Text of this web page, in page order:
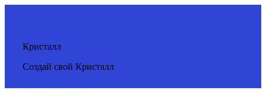
Кристалл
Создай свой Кристалл